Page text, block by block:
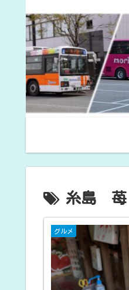
糸島 苺
グルメ